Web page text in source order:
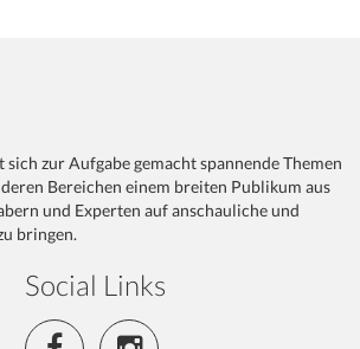
sich zur Aufgabe gemacht spannende Themen
Bereichen einem breiten Publikum aus
und Experten auf anschauliche und
bringen.
Social Links